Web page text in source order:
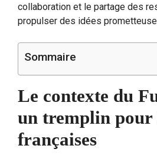
collaboration et le partage des
propulser des idées
Sommaire
Le contexte du
un tremplin pour
françaises